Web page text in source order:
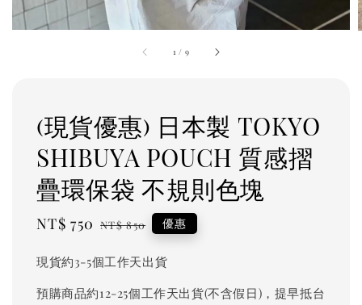
1 / 9
(現貨優惠) 日本製 TOKYO
SHIBUYA POUCH 質感摺
疊環保袋 不規則色塊
Sale
NT$ 750 Regular
NT$ 850 優惠
現貨約3-5個工作天出貨
預購商品約12-25個工作天出貨(不含假日)，提早抵台